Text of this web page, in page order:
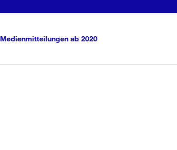
Medienmitteilungen ab 2020